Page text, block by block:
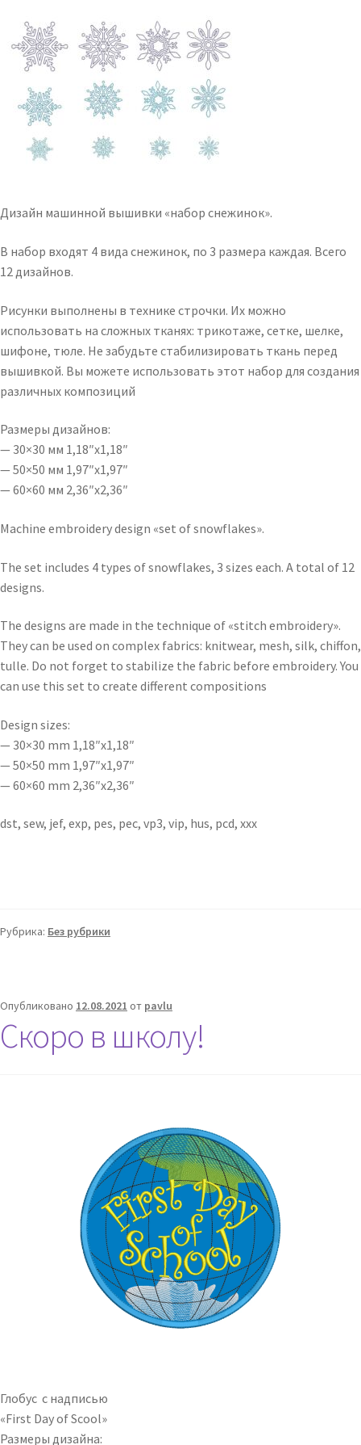
Дизайн машинной вышивки «набор снежинок».
В набор входят 4 вида снежинок, по 3 размера каждая. Всего
12 дизайнов.
Рисунки выполнены в технике строчки. Их можно
использовать на сложных тканях: трикотаже, сетке, шелке,
шифоне, тюле. Не забудьте стабилизировать ткань перед
вышивкой. Вы можете использовать этот набор для создания
различных композиций
Размеры дизайнов:
— 30×30 мм 1,18″x1,18″
— 50×50 мм 1,97″x1,97″
— 60×60 мм 2,36″x2,36″
Machine embroidery design «set of snowflakes».
The set includes 4 types of snowflakes, 3 sizes each. A total of 12
designs.
The designs are made in the technique of «stitch embroidery».
They can be used on complex fabrics: knitwear, mesh, silk, chiffon,
tulle. Do not forget to stabilize the fabric before embroidery. You
can use this set to create different compositions
Design sizes:
— 30×30 mm 1,18″x1,18″
— 50×50 mm 1,97″x1,97″
— 60×60 mm 2,36″x2,36″
dst, sew, jef, exp, pes, pec, vp3, vip, hus, pcd, xxx
Рубрика: Без рубрики
Опубликовано 12.08.2021 от pavlu
Скоро в школу!
Глобус с надписью
«First Day of Scool»
Размеры дизайна: